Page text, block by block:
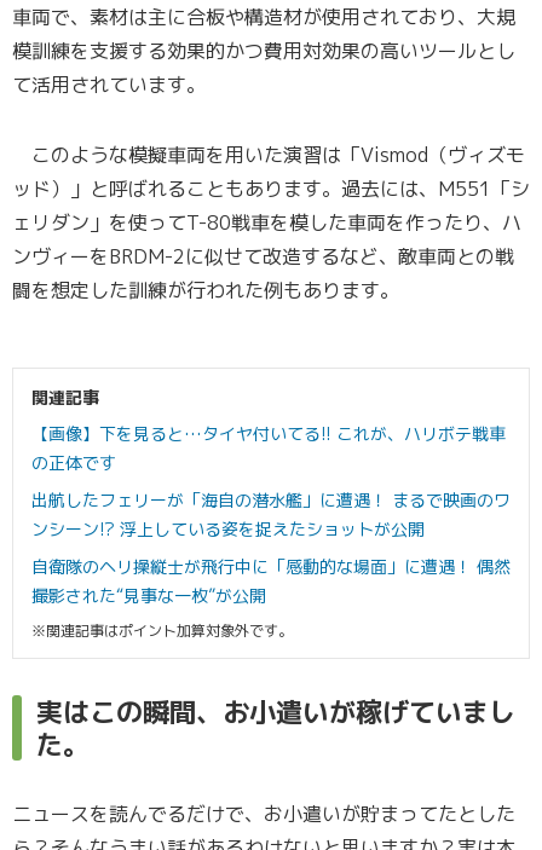
車両で、素材は主に合板や構造材が使用されており、大規
模訓練を支援する効果的かつ費用対効果の高いツールとし
て活用されています。
このような模擬車両を用いた演習は「Vismod（ヴィズモ
ッド）」と呼ばれることもあります。過去には、M551「シ
ェリダン」を使ってT-80戦車を模した車両を作ったり、ハ
ンヴィーをBRDM-2に似せて改造するなど、敵車両との戦
闘を想定した訓練が行われた例もあります。
関連記事
【画像】下を見ると…タイヤ付いてる!! これが、ハリボテ戦車
の正体です
出航したフェリーが「海自の潜水艦」に遭遇！ まるで映画のワ
ンシーン!? 浮上している姿を捉えたショットが公開
自衛隊のヘリ操縦士が飛行中に「感動的な場面」に遭遇！ 偶然
撮影された“見事な一枚”が公開
※関連記事はポイント加算対象外です。
実はこの瞬間、お小遣いが稼げていまし
た。
ニュースを読んでるだけで、お小遣いが貯まってたとした